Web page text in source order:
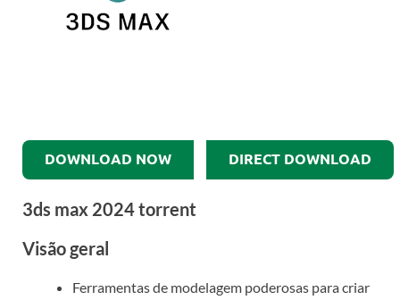
DOWNLOAD NOW DIRECT DOWNLOAD
3ds max 2024 torrent
Visão geral
Ferramentas de modelagem poderosas para criar